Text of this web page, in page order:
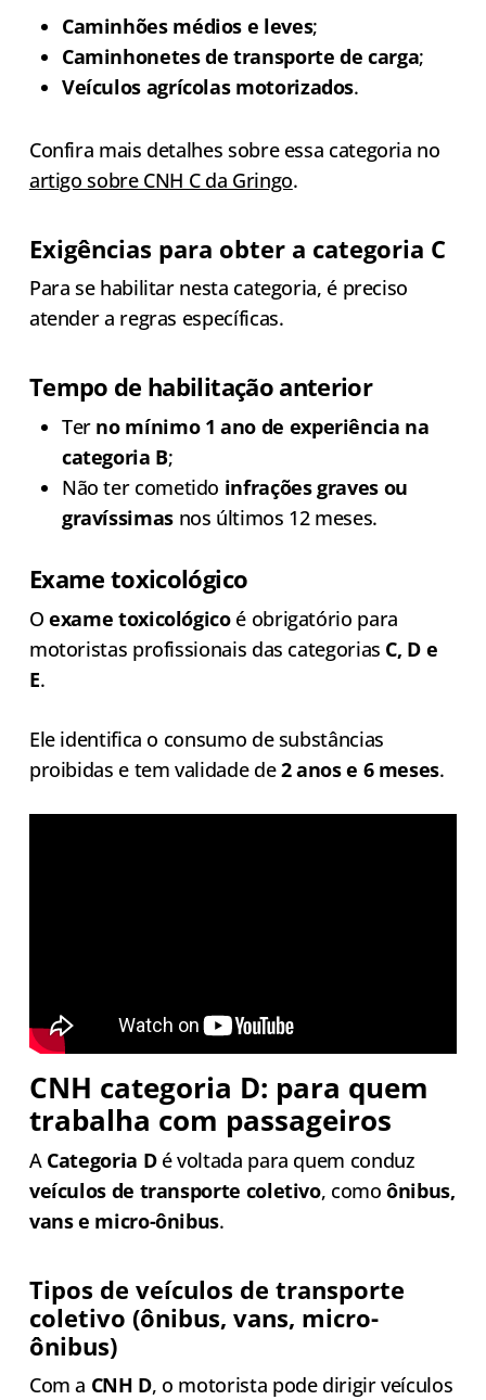
Caminhões médios e leves;
Caminhonetes de transporte de carga;
Veículos agrícolas motorizados.
Confira mais detalhes sobre essa categoria no
artigo sobre CNH C da Gringo.
Exigências para obter a categoria C
Para se habilitar nesta categoria, é preciso
atender a regras específicas.
Tempo de habilitação anterior
Ter no mínimo 1 ano de experiência na
categoria B;
Não ter cometido infrações graves ou
gravíssimasnos últimos 12 meses.
Exame toxicológico
Oexame toxicológicoé obrigatório para
motoristas profissionais das categorias C, D e
E.
Ele identifica o consumo de substâncias
proibidas e tem validade de2 anos e 6 meses.
CNH categoria D: para quem
trabalha com passageiros
A Categoria Dé voltada para quem conduz
veículos de transporte coletivo, comoônibus,
vans e micro-ônibus.
Tipos de veículos de transporte
coletivo (ônibus, vans, micro-
ônibus)
Com a CNH D, o motorista pode dirigir veículos